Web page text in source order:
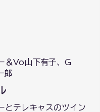
＆Vo山下有子、G
郎
とテレキャスのツイン